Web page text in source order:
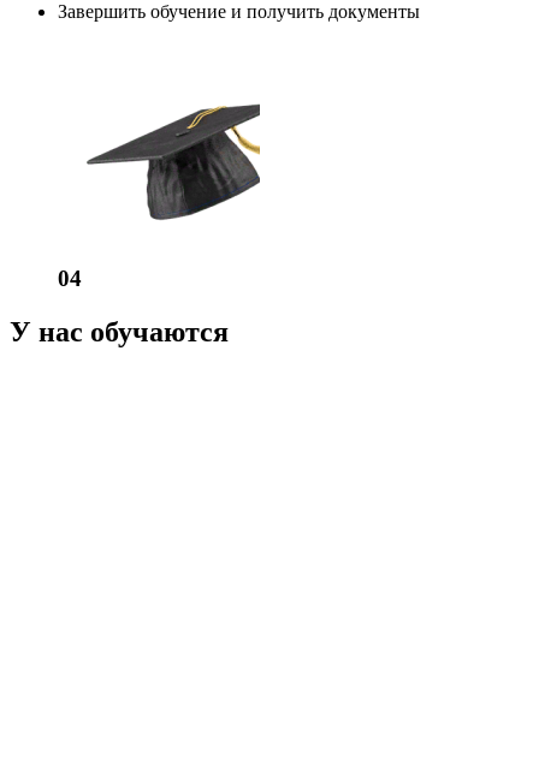
Завершить обучение и получить документы
04
У нас обучаются